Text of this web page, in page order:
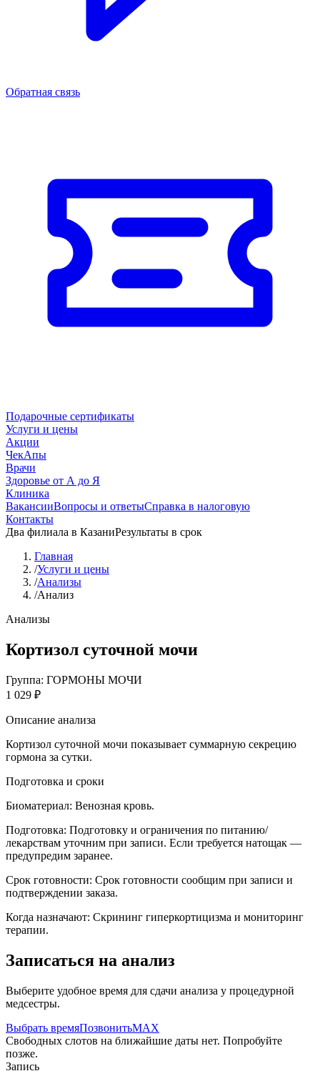
Обратная связь
Подарочные сертификаты
Услуги и цены
Акции
ЧекАпы
Врачи
Здоровье от А до Я
Клиника
ВакансииВопросы и ответыСправка в налоговую
Контакты
Два филиала в КазаниРезультаты в срок
Главная
/Услуги и цены
/Анализы
/Анализ
Анализы
Кортизол суточной мочи
Группа: ГОРМОНЫ МОЧИ
1 029 ₽
Описание анализа
Кортизол суточной мочи показывает суммарную секрецию
гормона за сутки.
Подготовка и сроки
Биоматериал: Венозная кровь.
Подготовка: Подготовку и ограничения по питанию/
лекарствам уточним при записи. Если требуется натощак —
предупредим заранее.
Срок готовности: Срок готовности сообщим при записи и
подтверждении заказа.
Когда назначают: Скрининг гиперкортицизма и мониторинг
терапии.
Записаться на анализ
Выберите удобное время для сдачи анализа у процедурной
медсестры.
Выбрать времяПозвонитьMAX
Свободных слотов на ближайшие даты нет. Попробуйте
позже.
Запись